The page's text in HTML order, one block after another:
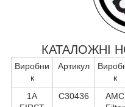
КАТАЛОЖНІ
Виробни
к
Артикул
к
1A
C30436
AMC